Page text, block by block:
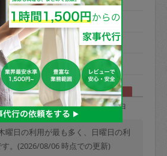
金曜日9時まで＝依頼料金の
土曜日8時まで＝依頼金額の
実施時間＝依頼金額の100%
よる当日キャンセル＝依頼
＋交通費全額
水 木 金 土 日
曜日の利用が最も多く、日曜日の利
。(2026/08/06 時点での更新)